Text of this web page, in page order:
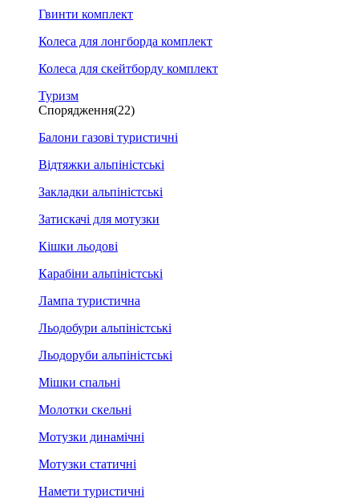
Гвинти комплект
Колеса для лонгборда комплект
Колеса для скейтборду комплект
Туризм
Спорядження(22)
Балони газові туристичні
Відтяжки альпіністські
Закладки альпіністські
Затискачі для мотузки
Кішки льодові
Карабіни альпіністські
Лампа туристична
Льодобури альпіністські
Льодоруби альпіністські
Мішки спальні
Молотки скельні
Мотузки динамічні
Мотузки статичні
Намети туристичні